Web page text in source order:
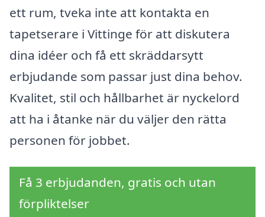
ett rum, tveka inte att kontakta en
tapetserare i Vittinge för att diskutera
dina idéer och få ett skräddarsytt
erbjudande som passar just dina behov.
Kvalitet, stil och hållbarhet är nyckelord
att ha i åtanke när du väljer den rätta
personen för jobbet.
Få 3 erbjudanden, gratis och utan
förpliktelser